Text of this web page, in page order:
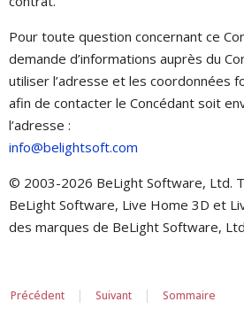
Pour toute question concernant ce
demande d’informations auprès du
utiliser l’adresse et les coordonnées
afin de contacter le Concédant soit
l’adresse :
info@belightsoft.com
© 2003-2026 BeLight Software, Ltd.
BeLight Software, Live Home 3D et
des marques de BeLight Software,
Précédent | Suivant | Sommaire